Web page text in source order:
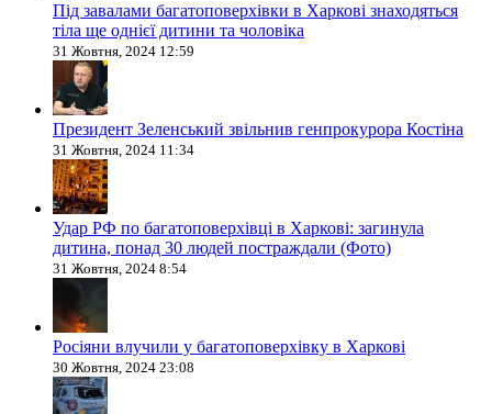
Під завалами багатоповерхівки в Харкові знаходяться
тіла ще однієї дитини та чоловіка
31 Жовтня, 2024 12:59
Президент Зеленський звільнив генпрокурора Костіна
31 Жовтня, 2024 11:34
Удар РФ по багатоповерхівці в Харкові: загинула
дитина, понад 30 людей постраждали (Фото)
31 Жовтня, 2024 8:54
Росіяни влучили у багатоповерхівку в Харкові
30 Жовтня, 2024 23:08